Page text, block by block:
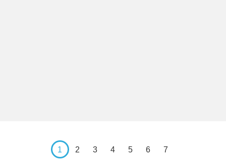
1 2 3 4 5 6 7